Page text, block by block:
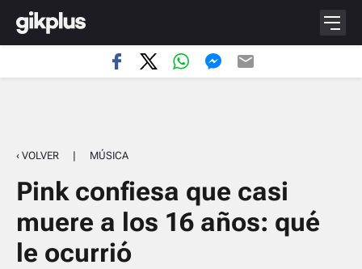
‹ VOLVER | MÚSICA
Pink confiesa que casi
muere a los 16 años: qué
le ocurrió